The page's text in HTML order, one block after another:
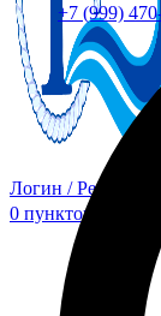
Логин /
0 пунктов
+7 (999)